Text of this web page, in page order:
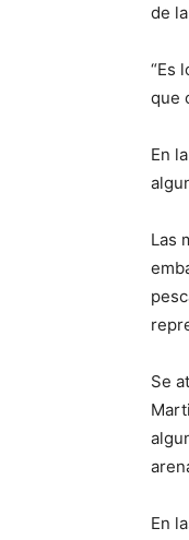
de
“Es
que
En
Las
Se
En